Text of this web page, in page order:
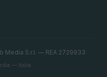
Media S.r.l. — REA 2729933
— Italia